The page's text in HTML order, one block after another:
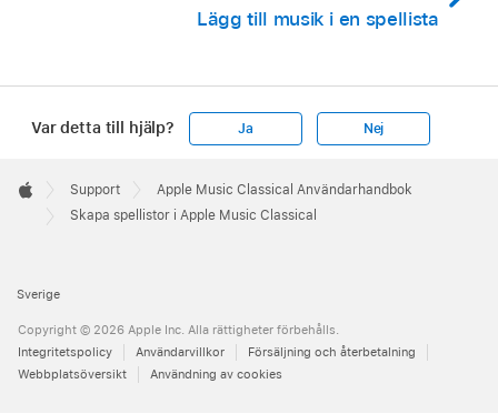
Lägg till musik i en spellista
Var detta till hjälp? Ja Nej
Footer

Apple
Support
Apple Music Classical Användarhandbok
Skapa spellistor i Apple Music Classical
Sverige
Copyright © 2026 Apple Inc. Alla rättigheter förbehålls.
Integritetspolicy
Användarvillkor
Försäljning och återbetalning
Webbplatsöversikt
Användning av cookies